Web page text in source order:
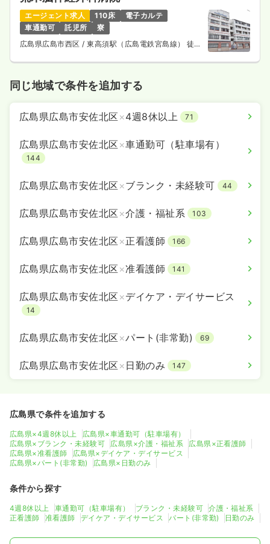
エージェント求人 110床
電子カルテ
車通勤可
託児所
寮
広島県広島市西区 / 東高須駅（広島電鉄宮島線） 徒歩
同じ地域で条件を追加する
広島県広島市安佐北区 ×4週8休以上 71
広島県広島市安佐北区 ×車通勤可（駐車場有）
144
広島県広島市安佐北区 ×ブランク・未経験可 44
広島県広島市安佐北区 ×介護・福祉系 103
広島県広島市安佐北区 ×正看護師 166
広島県広島市安佐北区 ×准看護師 141
広島県広島市安佐北区 ×デイケア・デイサービス
14
広島県広島市安佐北区 ×パート(非常勤) 69
広島県広島市安佐北区 × 日勤のみ 147
広島県で条件を追加する
広島県×4週8休以上
広島県×車通勤可（駐車場有）
広島県×ブランク・未経験可
広島県×介護・福祉系
広島県×正看護師
広島県×准看護師
広島県×デイケア・デイサービス
広島県×パート(非常勤)
広島県×日勤のみ
条件から探す
4週8休以上 車通勤可（駐車場有） ブランク・未経験可
介護・福祉系
正看護師
准看護師 デイケア・デイサービス パート(非常勤) 日勤のみ